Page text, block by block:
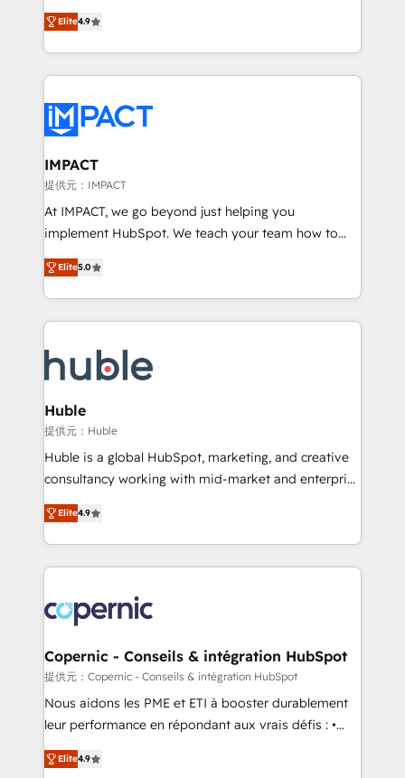
team of 100+ experts is ready for you! Driving digital
growth | www.brightdigital.com
Simple pay-as-you-go plans that accelerate value...
1️⃣ Set Up | Onboarding New or Check-fixing existing
HubSpot portals 2️⃣ Scale Up | 100% HubSpot Task
Execution... Global 24/7 ... All Experts 3️⃣ Integrate |
Slash months from your API Integration project... ⬅️
Click "Contact Business" ⬅️ to access 150+ Kickstart
Integration templates that put HubSpot in the center
of your tech stack, syncing... 🛍️ Shopify or
WooCommerce 💲 Stripe or Paypal 💰 Sage or
Netsuite 🤖 Google or Microsoft ✍️ DocuSign or
the rare Advanced "Custom Integrations"
Accreditation, securely sync data across... 🔄 any
new HubSpot portal with Advanced Website and
CRM Migrations using our in-house "HubScrub" Tool.
Elite4.9
IMPACT
提供元：IMPACT
At IMPACT, we go beyond just helping you
implement HubSpot. We teach your team how to
master it. As the creators of the Endless Customers
System™ (the next evolution of They Ask, You
Answer), we’re the only HubSpot partner built
entirely around coaching and training. That means
skills, processes, and internal team you need to
attract the right buyers, close deals faster, and grow
without outside dependencies. You’ll learn how to: •
Set up, audit, and organize your HubSpot portal •
Get your sales team fully using HubSpot • Track
pipeline and revenue across the entire buyer journey
growth • Create content and videos that attract
buyers • Use AI to scale smarter Our coaching-led
lasts. So if you're ready to become the most trusted
voice in your market, let’s talk.
Elite5.0
Huble
提供元：Huble
Huble is a global HubSpot, marketing, and creative
consultancy working with mid-market and enterprise
businesses. We go beyond implementation, shaping
the strategy, processes, and teams that turn
HubSpot into a genuine growth engine. Named
HubSpot's Global Partner of the Year in 2024,
worldwide, and with over 15 years in the ecosystem,
Huble has built a track record that speaks for itself.
One company, one operating model, delivering
across offices and consulting teams in the UK, USA,
Canada, Germany, France, Belgium, Singapore, and
South Africa. Certified compliant with ISO/IEC
international offices and 175+ employees.
Elite4.9
Copernic - Conseils & intégration HubSpot
提供元：Copernic - Conseils & intégration HubSpot
Nous aidons les PME et ETI à booster durablement
leur performance en répondant aux vrais défis : •
Intégration de HubSpot avec d’autres outils (ERP,
téléphonie, etc.) • Alignement des équipes grâce à un
Elite4.9